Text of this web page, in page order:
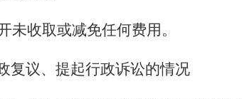
未收取或减免任何费用。
复议、提起行政诉讼的情况